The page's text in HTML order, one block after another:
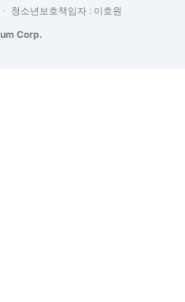
청소년보호책임자 : 이호원
Corp.